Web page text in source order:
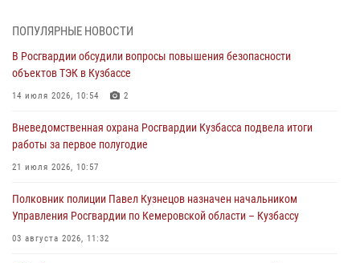
07 августа 2026, 05:32
С 1 сентября 2026 года вступает в силу новый федеральный закон о
частной охранной деятельности
06 августа 2026, 10:19
Росгвардейцы задержали предполагаемого виновника причинения
ножевого ранения кемеровчанину
06 августа 2026, 09:18
Росгвардейцы задержали мужчину, повредившего имущество
горожанки
06 августа 2026, 08:17
ПОПУЛЯРНЫЕ НОВОСТИ
В Росгвардии обсудили вопросы повышения безопасности
объектов ТЭК в Кузбассе
14 июля 2026, 10:54 2
Вневедомственная охрана Росгвардии Кузбасса подвела итоги
работы за первое полугодие
21 июля 2026, 10:57
Полковник полиции Павел Кузнецов назначен начальником
Управления Росгвардии по Кемеровской области – Кузбассу
03 августа 2026, 11:32